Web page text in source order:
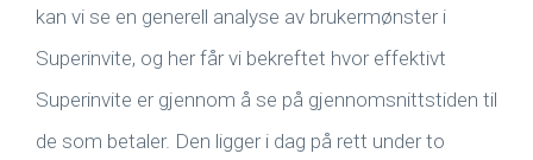
kan vi se en generell analyse av brukermønster i
Superinvite, og her får vi bekreftet hvor effektivt
Superinvite er gjennom å se på gjennomsnittstiden til
de som betaler. Den ligger i dag på rett under to